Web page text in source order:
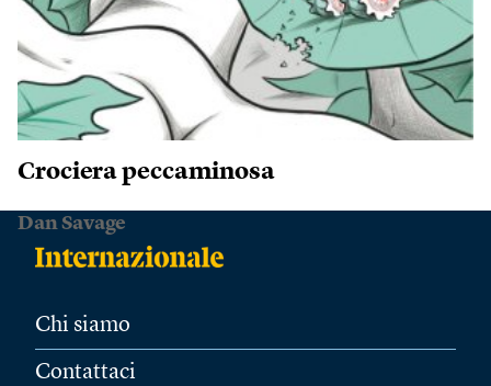
Crociera peccaminosa
Dan Savage
Chi siamo
Contattaci